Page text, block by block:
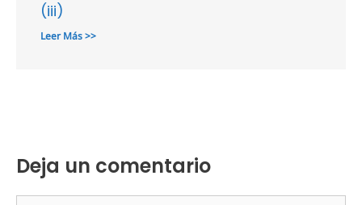
(iii)
Leer Más >>
Deja un comentario